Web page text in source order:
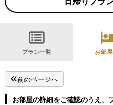
プラン一覧 お部
前のページへ
お部屋の詳細をご確認のうえ、